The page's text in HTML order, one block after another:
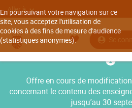
En poursuivant votre navigation sur ce
site, vous acceptez l'utilisation de
cookies à des fins de mesure d'audience
(statistiques anonymes).
Aller à
Se
Offre en cours de
concernant le contenu des
jusqu’au 30